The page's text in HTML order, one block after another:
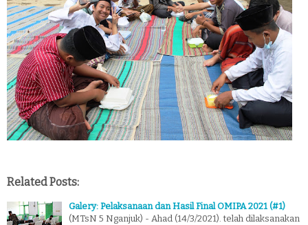
Related Posts:
Galery: Pelaksanaan dan Hasil Final OMIPA 2021 (#1)
(MTsN 5 Nganjuk) - Ahad (14/3/2021). telah dilaksanakan